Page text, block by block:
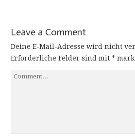
Leave a Comment
Deine E-Mail-Adresse wird nicht
Erforderliche Felder sind mit*